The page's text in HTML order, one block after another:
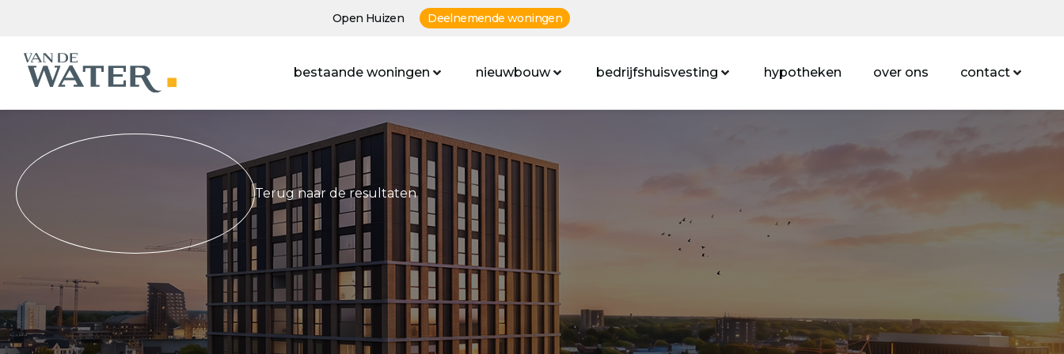
Open Huizen Deelnemende woningen
bestaande woningen nieuwbouw bedrijfshuisvesting hypotheken over ons contact
Terug naar de resultaten